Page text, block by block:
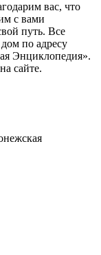
вас, что
с вами
путь. Все
по адресу
Энциклопедия».
сайте.